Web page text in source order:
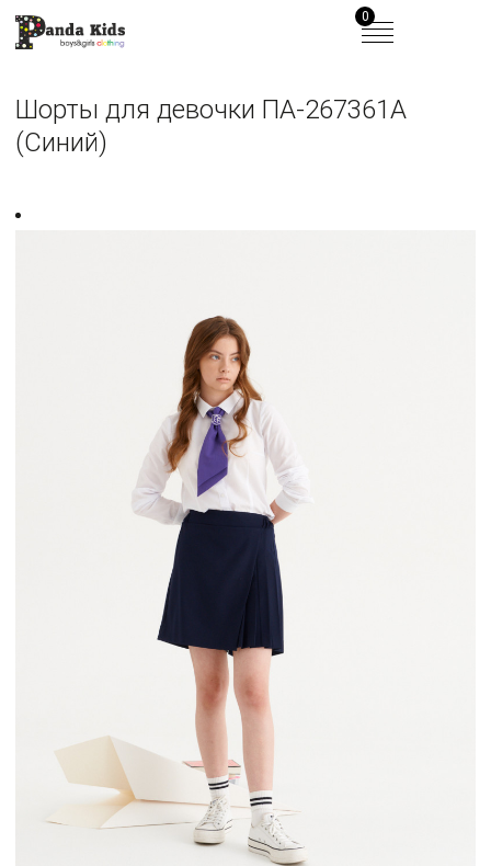
0
Шорты для девочки ПА-267361A
(Синий)